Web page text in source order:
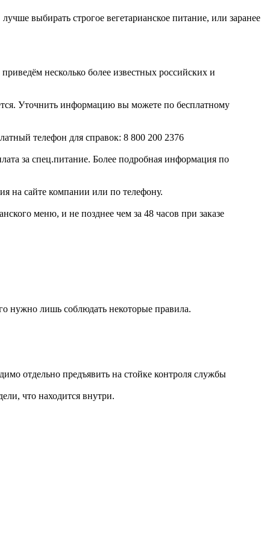
выбирать строгое вегетарианское питание, или заранее
несколько более известных российских и
Уточнить информацию вы можете по бесплатному
телефон для справок: 8 800 200 2376
за спец.питание. Более подробная информация по
на сайте компании или по телефону.
меню, и не позднее чем за 48 часов при заказе
нужно лишь соблюдать некоторые правила.
отдельно предъявить на стойке контроля службы
что находится внутри.